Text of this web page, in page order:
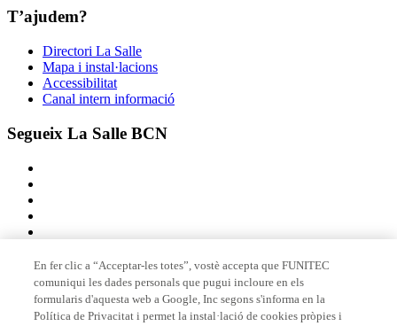
T’ajudem?
Directori La Salle
Mapa i instal·lacions
Accessibilitat
Canal intern informació
Segueix La Salle BCN
Membre de
En fer clic a “Acceptar-les totes”, vostè accepta que FUNITEC
comuniqui les dades personals que pugui incloure en els
formularis d'aquesta web a Google, Inc segons s'informa en la
Política de Privacitat i permet la instal·lació de cookies pròpies i